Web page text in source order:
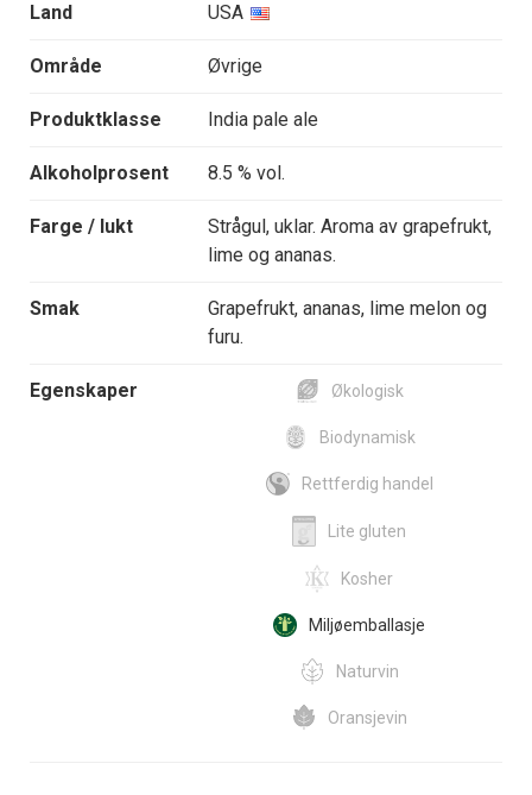
Land USA
Område Øvrige
Produktklasse India pale ale
Alkoholprosent 8.5 % vol.
Farge / lukt
Strågul, uklar. Aroma av grapefrukt,
lime og ananas.
Smak
Grapefrukt, ananas, lime melon og
furu.
Egenskaper Økologisk
Biodynamisk
Rettferdig handel
Lite gluten
Kosher
Miljøemballasje
Naturvin
Oransjevin